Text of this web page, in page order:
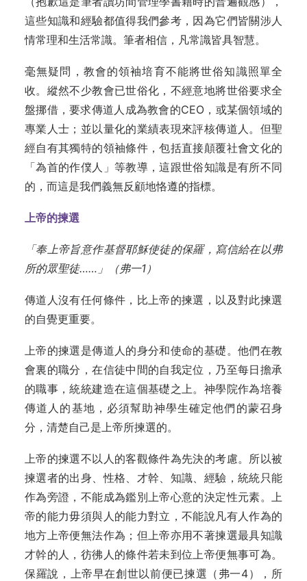
這些知識和經驗都值得我們參考，因為它們皆關涉人
情常理和生活常識。筆者相信，凡常識皆具智慧。
毫無疑問，教會的領袖培育不能將世俗知識照單全
收。縱然不少教會已世俗化，不經意地將世俗要求全
盤挪借，要求傳道人成為教會的CEO，或某個領域的
專業人士；並以量化的業績表現來評核傳道人。但聖
經自有其獨特的領袖條件，包括直接顛覆社會文化的
「為首的作僕人」等教導，這跟世俗知識是有所不同
的，而這是我們義無反顧地恪遵的指標。
上帝的揀選
「奉上帝旨意作基督耶穌使徒的保羅，寫信給在以弗
所的眾聖徒……」（弗一1 ）
傳道人沒有任何條件，比上帝的揀選，以及對此揀選
的自覺更重要。
上帝的揀選是傳道人的身分和使命的基礎。他們在教
會裏的職分，在信徒中間的自我定位，乃至每日擔承
的職事，統統建造在這個基礎之上。神學院作為培養
傳道人的基地，必須幫助神學生確定他們的蒙召身
分，清楚自己是上帝所揀選的。
上帝的揀選不以人的客觀條件為先決的考慮。所以被
揀選者的出身、性格、才幹、知識、經驗，統統只能
作為旁證，不能成為鑑別上帝心意的決定性元素。上
帝的能力毋須與人的能力對立，不能說凡有人作為的
地方上帝便無法作為；但上帝亦用不著揀選最具知識
才幹的人，彷彿人的條件若未到位上帝便無事可為。
保羅說，上帝早在創世以前便已揀選（弗一4），所